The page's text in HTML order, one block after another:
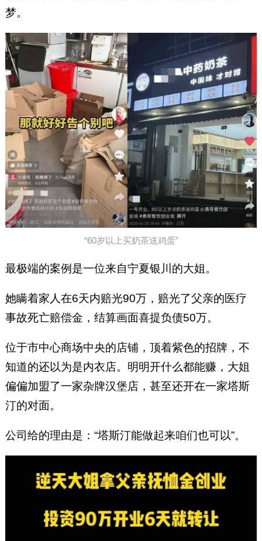
梦。
“60岁以上买奶茶送鸡蛋”
最极端的案例是一位来自宁夏银川的大姐。
她瞒着家人在6天内赔光90万，赔光了父亲的医疗
事故死亡赔偿金，结算画面喜提负债50万。
位于市中心商场中央的店铺，顶着紫色的招牌，不
知道的还以为是内衣店。明明开什么都能赚，大姐
偏偏加盟了一家杂牌汉堡店，甚至还开在一家塔斯
汀的对面。
公司给的理由是：“塔斯汀能做起来咱们也可以”。